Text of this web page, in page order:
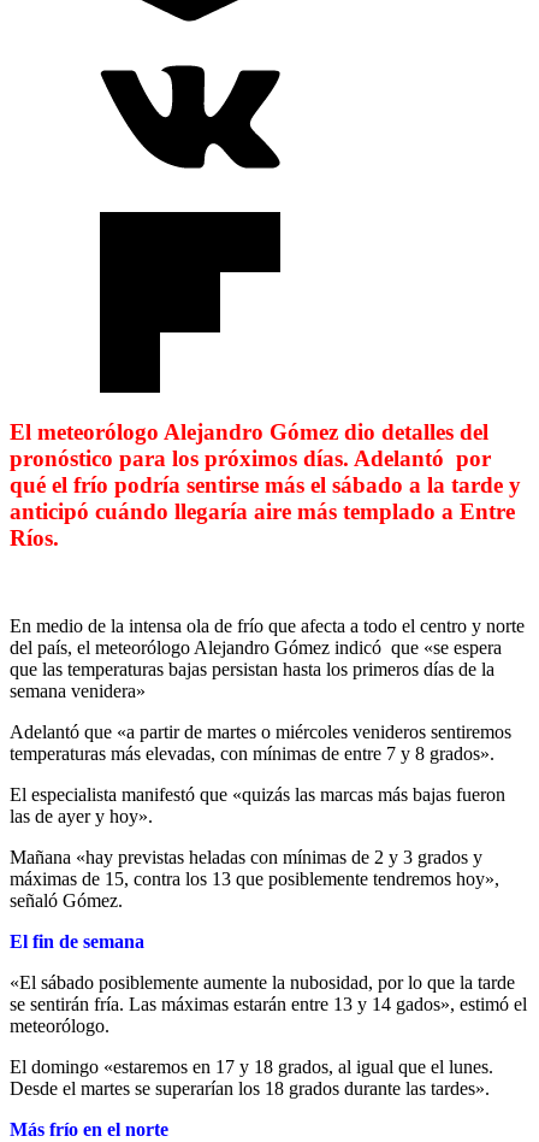
El meteorólogo Alejandro Gómez dio detalles del
pronóstico para los próximos días. Adelantó por
qué el frío podría sentirse más el sábado a la tarde y
anticipó cuándo llegaría aire más templado a Entre
Ríos.
En medio de la intensa ola de frío que afecta a todo el centro y norte
del país, el meteorólogo Alejandro Gómez indicó que «se espera
que las temperaturas bajas persistan hasta los primeros días de la
semana venidera»
Adelantó que «a partir de martes o miércoles venideros sentiremos
temperaturas más elevadas, con mínimas de entre 7 y 8 grados».
El especialista manifestó que «quizás las marcas más bajas fueron
las de ayer y hoy».
Mañana «hay previstas heladas con mínimas de 2 y 3 grados y
máximas de 15, contra los 13 que posiblemente tendremos hoy»,
señaló Gómez.
El fin de semana
«El sábado posiblemente aumente la nubosidad, por lo que la tarde
se sentirán fría. Las máximas estarán entre 13 y 14 gados», estimó el
meteorólogo.
El domingo «estaremos en 17 y 18 grados, al igual que el lunes.
Desde el martes se superarían los 18 grados durante las tardes».
Más frío en el norte